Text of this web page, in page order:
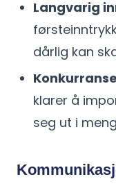
Langvarig
dårlig kan
klarer å
seg ut i